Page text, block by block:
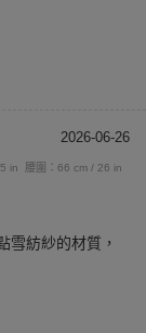
2026-06-26
in
腰圍：66 cm / 26 in
雪紡紗的材質，